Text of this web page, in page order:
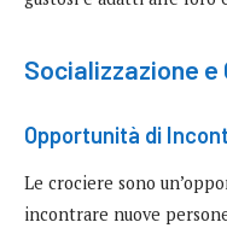
Socializzazione
Opportunità di
Le crociere sono
incontrare nuove